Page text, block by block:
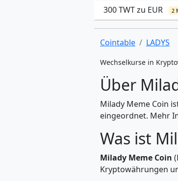
300 TWT zu EUR 2
Cointable LADYS
Wechselkurse in
Über
Milady Meme Coin
eingeordnet. Mehr
Was ist
Milady Meme Coin
Kryptowährungen